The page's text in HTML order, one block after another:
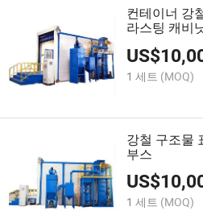
컨테이너 강
라스팅 캐비
US$
1 세트 (MOQ)
강철 구조물
부스
US$
1 세트 (MOQ)